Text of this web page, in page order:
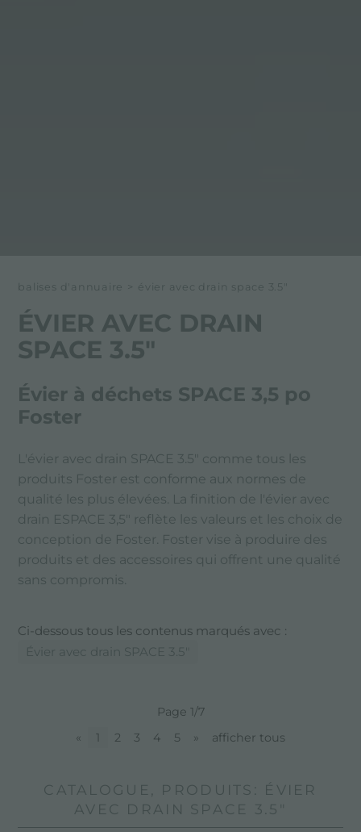
balises d'annuaire > évier avec drain space 3.5"
ÉVIER AVEC DRAIN
SPACE 3.5"
Évier à déchets SPACE 3,5 po
Foster
L'évier avec drain SPACE 3.5" comme tous les
produits Foster est conforme aux normes de
qualité les plus élevées. La finition de l'évier avec
drain ESPACE 3,5" reflète les valeurs et les choix de
conception de Foster. Foster vise à produire des
produits et des accessoires qui offrent une qualité
sans compromis.
Ci-dessous tous les contenus marqués avec :
Évier avec drain SPACE 3.5"
Page 1/7
«
1 2 3 4 5 » afficher tous
CATALOGUE, PRODUITS: ÉVIER
AVEC DRAIN SPACE 3.5"